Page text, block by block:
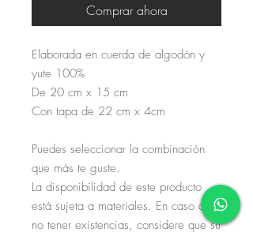
Comprar ahora
Elaborada en cuerda de algodón y
yute 100%
De 20 cm x 15 cm
Con tapa de 22 cm x 4cm
Puedes seleccionar la combinación
que más te guste.
La disponibilidad de este producto
está sujeta a materiales. En caso de
no tener existencias, considere que su